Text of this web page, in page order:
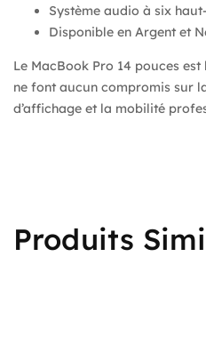
Système audio à six
Disponible en Argent et
Le MacBook Pro 14 pouces
ne font aucun compromis sur
d’affichage et la mobilité
Produits